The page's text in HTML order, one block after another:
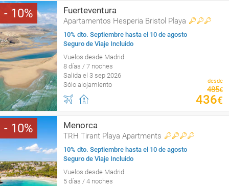
10 Fuerteventura
Apartamentos Hesperia Bristol Playa
10% dto. Septiembre hasta el 10 de agosto
Seguro de Viaje Incluido
Vuelos desde Madrid
8 días / 7 noches
Salida el 3 sep 2026
Sólo alojamiento
desde
485€
436€
10 Menorca
TRH Tirant Playa Apartments
10% dto. Septiembre hasta el 10 de agosto
Seguro de Viaje Incluido
Vuelos desde Madrid
5 días / 4 noches